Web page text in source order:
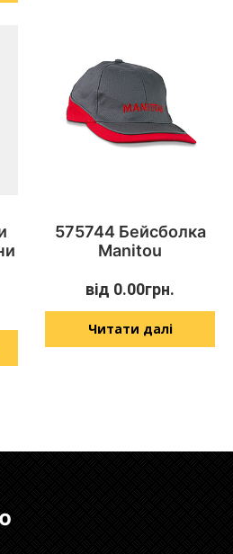
575744 Бейсболка
Manitou
від 0.00грн.
Читати далі